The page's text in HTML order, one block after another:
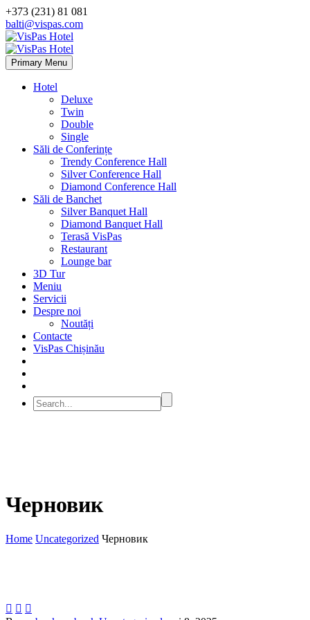
+373 (231) 81 081
balti@vispas.com
Primary Menu
Hotel
Deluxe
Twin
Double
Single
Săli de Conferințe
Trendy Conference Hall
Silver Conference Hall
Diamond Conference Hall
Săli de Banchet
Silver Banquet Hall
Diamond Banquet Hall
Terasă VisPas
Restaurant
Lounge bar
3D Tur
Meniu
Servicii
Despre noi
Noutăți
Contacte
VisPas Chișinău
Черновик
Home Uncategorized Черновик
  